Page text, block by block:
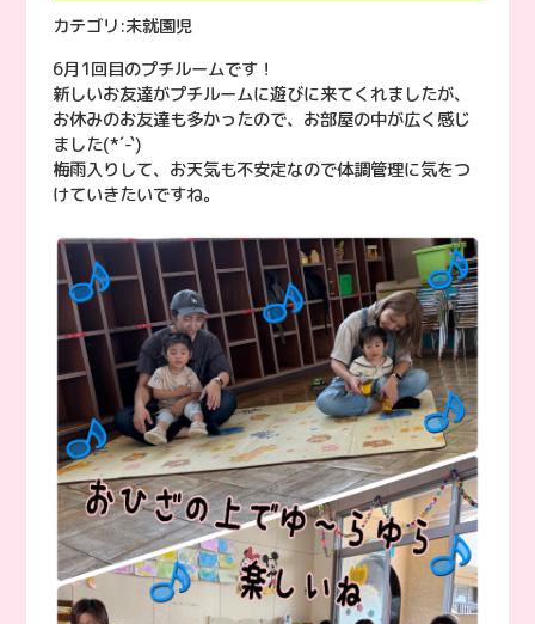
カテゴリ:未就園児
6月1回目のプチルームです！
新しいお友達がプチルームに遊びに来てくれましたが、
お休みのお友達も多かったので、お部屋の中が広く感じ
ました(*´-`)
梅雨入りして、お天気も不安定なので体調管理に気をつ
けていきたいですね。